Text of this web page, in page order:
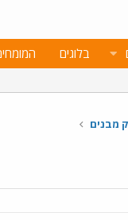
בלוגים
מבנים